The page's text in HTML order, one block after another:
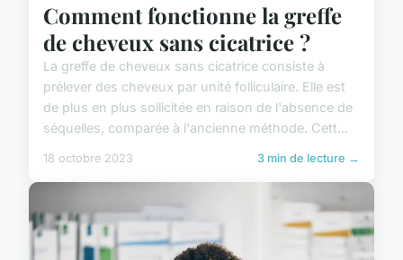
Comment fonctionne la greffe
de cheveux sans cicatrice ?
La greffe de cheveux sans cicatrice consiste à
prélever des cheveux par unité folliculaire. Elle est
de plus en plus sollicitée en raison de l'absence de
séquelles, comparée à l'ancienne méthode. Cett...
18 octobre 2023 3 min de lecture →